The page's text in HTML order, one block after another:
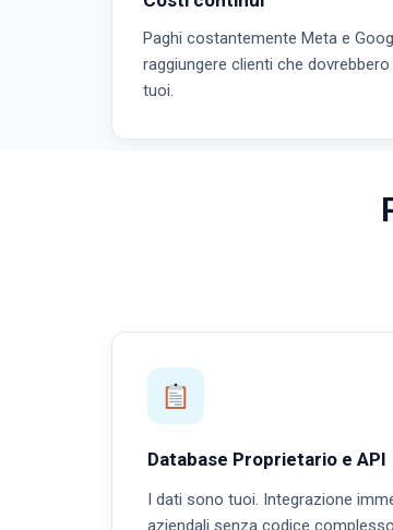
Paghi costantemente Meta e
raggiungere clienti che
tuoi.
Database Proprietario e API
I dati sono tuoi. Integrazione